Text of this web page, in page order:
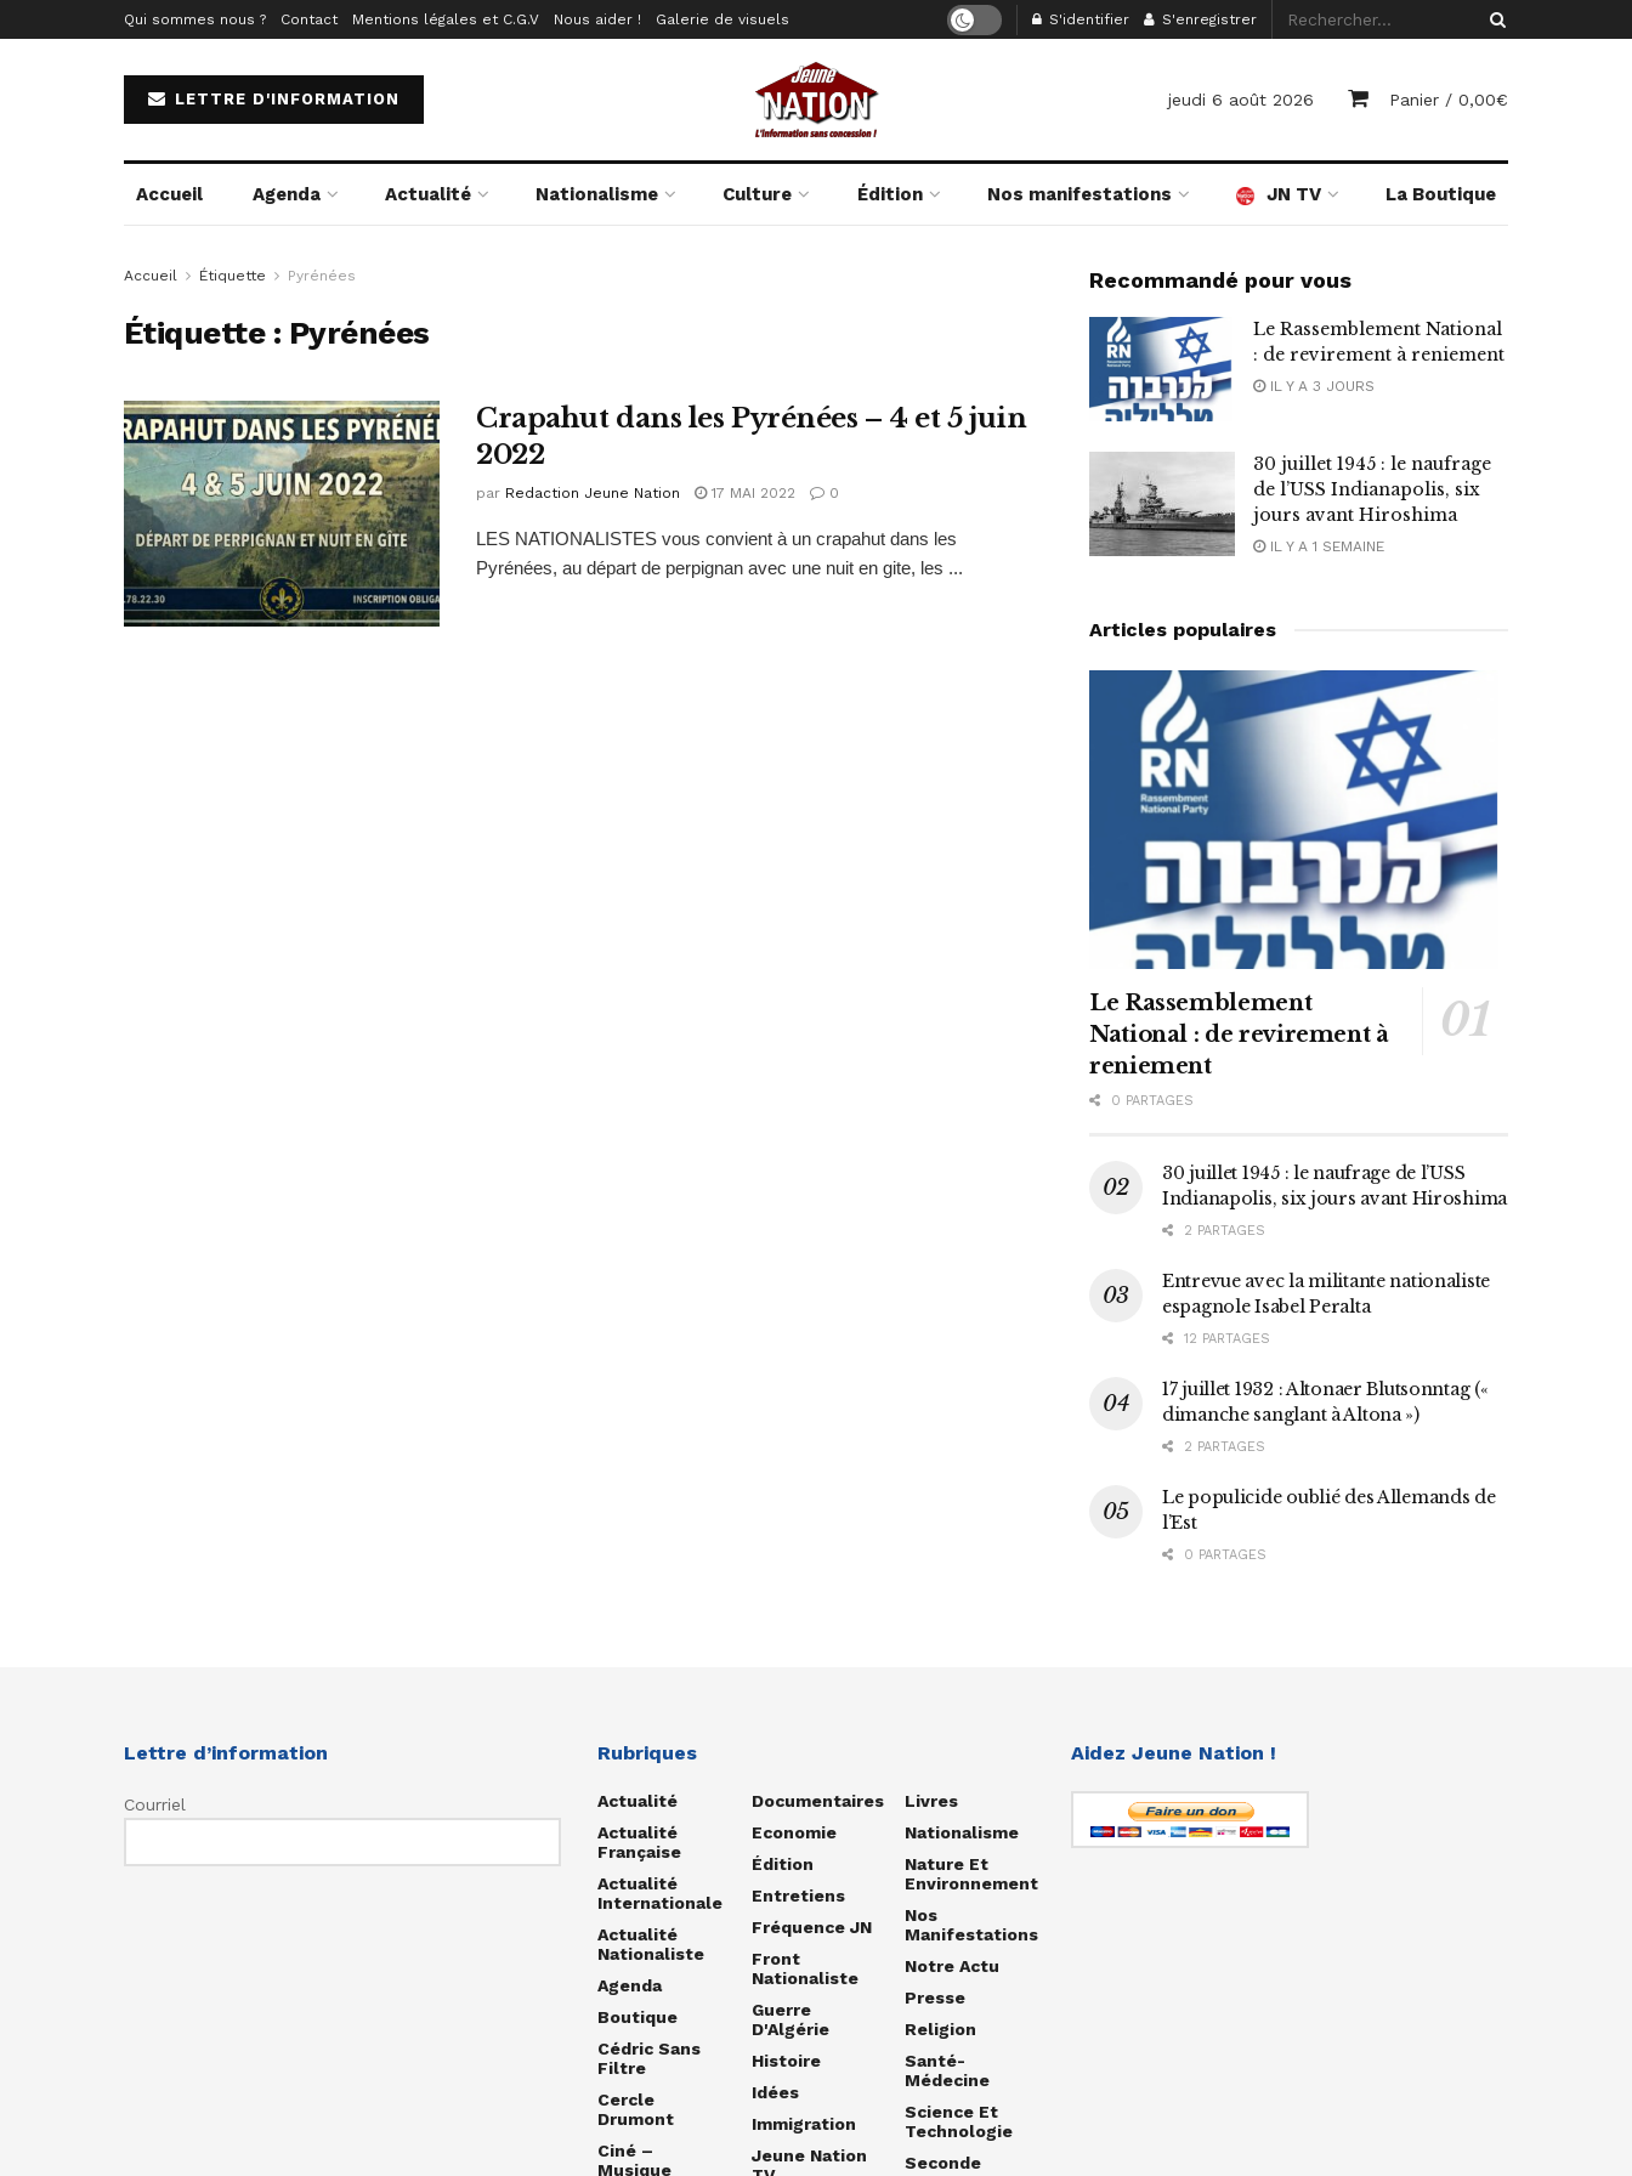
Qui sommes nous ? Contact Mentions légales et C.G.V Nous aider ! Galerie de visuels S'identifier S'enregistrer
LETTRE D'INFORMATION jeudi 6 août 2026 Panier / 0,00€
Accueil Agenda Actualité Nationalisme Culture Édition Nos manifestations JN TV La Boutique
Accueil Étiquette Pyrénées
Étiquette : Pyrénées
Crapahut dans les Pyrénées – 4 et 5 juin
2022
par Redaction Jeune Nation 17 MAI 2022 0
LES NATIONALISTES vous convient à un crapahut dans les
Pyrénées, au départ de perpignan avec une nuit en gite, les ...
Recommandé pour vous
Le Rassemblement National
: de revirement à reniement
IL Y A 3 JOURS
30 juillet 1945 : le naufrage
de l’USS Indianapolis, six
jours avant Hiroshima
IL Y A 1 SEMAINE
Articles populaires
Le Rassemblement
National : de revirement à
reniement
0 PARTAGES
30 juillet 1945 : le naufrage de l’USS
Indianapolis, six jours avant Hiroshima
2 PARTAGES
Entrevue avec la militante nationaliste
espagnole Isabel Peralta
12 PARTAGES
17 juillet 1932 : Altonaer Blutsonntag («
dimanche sanglant à Altona »)
2 PARTAGES
Le populicide oublié des Allemands de
l’Est
0 PARTAGES
Lettre d’information
Courriel
Rubriques
Actualité
Actualité
Française
Actualité
Internationale
Actualité
Nationaliste
Agenda
Boutique
Cédric Sans
Filtre
Cercle
Drumont
Ciné –
Musique
Documentaires
Economie
Édition
Entretiens
Fréquence JN
Front
Nationaliste
Guerre
D'Algérie
Histoire
Idées
Immigration
Jeune Nation
Livres
Nationalisme
Nature Et
Environnement
Nos
Manifestations
Notre Actu
Presse
Religion
Santé-
Médecine
Science Et
Technologie
Seconde
Aidez Jeune Nation !